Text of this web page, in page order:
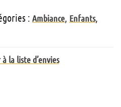
: Ambiance Enfants,
la liste d’envies